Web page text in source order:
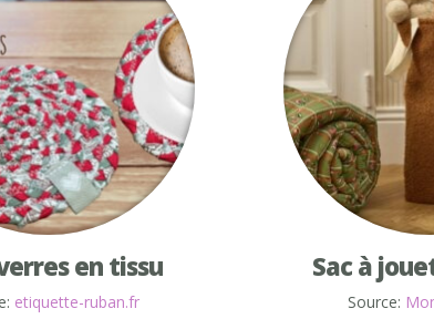
en tissu
etiquette-ruban.fr
Sac à
Source: